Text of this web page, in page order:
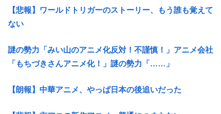
【悲報】ワールドトリガーのストーリー、もう誰も覚えて
ない
謎の勢力「みい山のアニメ化反対！不謹慎！」アニメ会社
「もちづきさんアニメ化！」謎の勢力「……」
【朗報】中華アニメ、やっぱ日本の後追いだった